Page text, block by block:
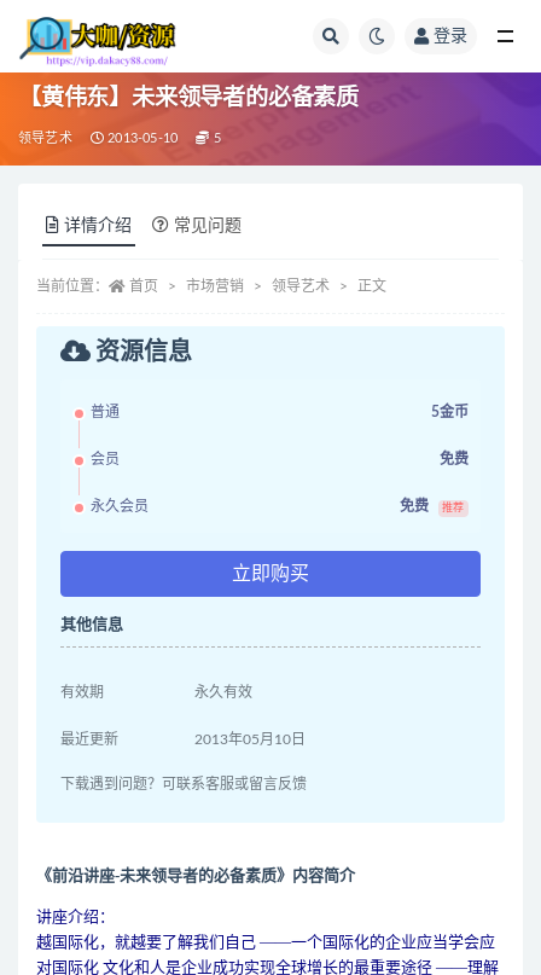
登录
【黄伟东】未来领导者的必备素质
领导艺术 2013-05-10 5
详情介绍 常见问题
当前位置： 首页 市场营销 领导艺术 正文
资源信息
普通 5金币
会员 免费
永久会员 免费 推荐
立即购买
其他信息
有效期 永久有效
最近更新 2013年05月10日
下载遇到问题？可联系客服或留言反馈
《前沿讲座-未来领导者的必备素质》内容简介
讲座介绍：
越国际化，就越要了解我们自己 ——一个国际化的企业应当学会应
对国际化 文化和人是企业成功实现全球增长的最重要途径 ——理解
全部